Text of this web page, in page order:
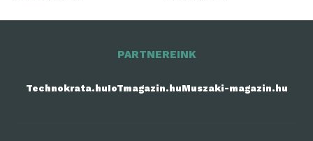
PARTNEREINK
Technokrata.huIoTmagazin.huMuszaki-magazin.hu